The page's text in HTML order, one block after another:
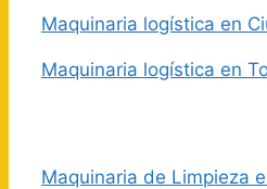
Maquinaria logística en
Maquinaria logística en
Maquinaria de Limpieza